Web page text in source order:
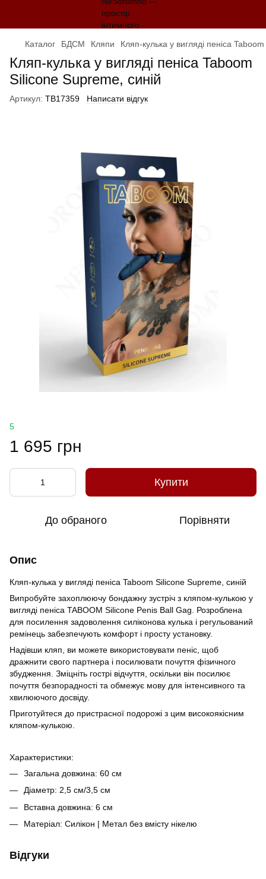
Каталог БДСМ Кляпи Кляп-кулька у вигляді пеніса
Кляп-кулька у вигляді пеніса Taboom
Silicone Supreme, синій
Артикул: TB17359 Написати відгук
5
1 695 грн
Купити
До обраного Порівняти
Опис
Кляп-кулька у вигляді пеніса Taboom Silicone Supreme, синій
Випробуйте захоплюючу бондажну зустріч з кляпом-кулькою у
вигляді пеніса TABOOM Silicone Penis Ball Gag. Розроблена
для посилення задоволення силіконова кулька і регульований
ремінець забезпечують комфорт і просту установку.
Надівши кляп, ви можете використовувати пеніс, щоб
дражнити свого партнера і посилювати почуття фізичного
збудження. Зміцніть гострі відчуття, оскільки він посилює
почуття безпорадності та обмежує мову для інтенсивного та
хвилюючого досвіду.
Приготуйтеся до пристрасної подорожі з цим високоякісним
кляпом-кулькою.
Характеристики:
Загальна довжина: 60 ​​см
Діаметр: 2,5 см/3,5 см
Вставна довжина: 6 см
Матеріал: Силікон | Метал без вмісту нікелю
Відгуки